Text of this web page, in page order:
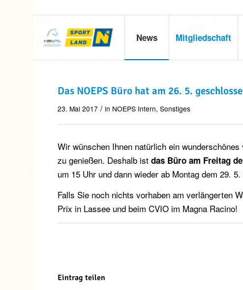
News Mitgliedschaft
Das NOEPS Büro hat am 26. 5.
23. Mai 2017 / in NOEPS Intern,Sonstiges
Wir wünschen Ihnen natürlich ein
zu genießen. Deshalb istdas Büro am Freitag
um 15 Uhr und dann wieder ab Montag dem 29.
Falls Sie noch nichts vorhaben am verlängerten
Prix in Lassee und beim CVIO im Magna Racino!
Eintrag teilen